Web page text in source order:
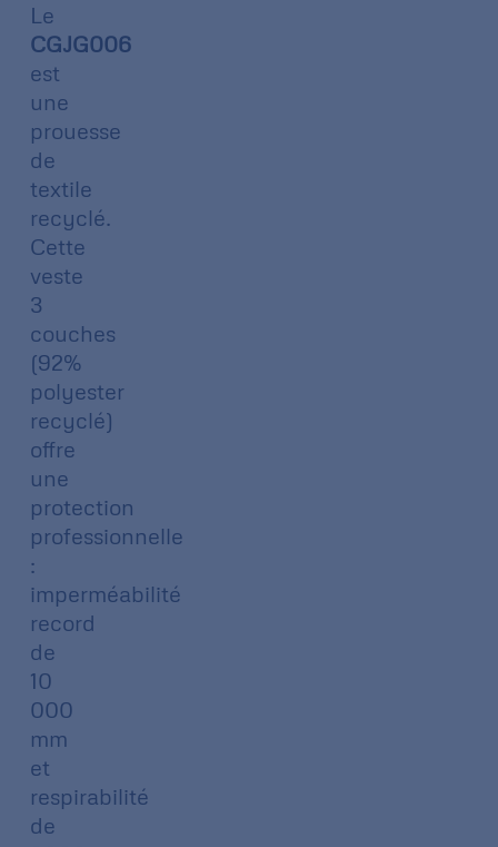
Le
CGJG006
est
une
prouesse
de
textile
recyclé.
Cette
veste
3
couches
(92%
polyester
recyclé)
offre
une
protection
professionnelle
:
imperméabilité
record
de
10
000
mm
et
respirabilité
de